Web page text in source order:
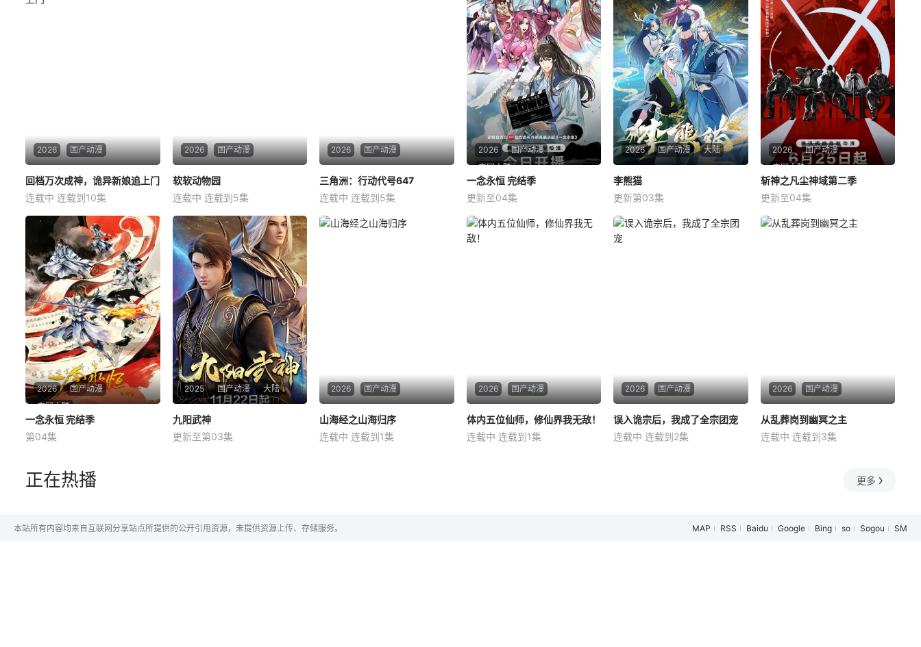
2026 国产动漫
回档万次成神，诡异新娘追上门
六月 长生
小鹿
在奇诡莫测的玄幻世界，贺曌
意外觉醒“回档”能力，死后可回
溯时间。为求长生，他在万次
死亡轮回中不断试错、积累经
验，推演至强功法。然而，无
数次重启不仅惹来了诸天窥
伺，更招致一位来历神秘的“诡
异新娘”。她于
回档万次成神，诡异新娘追上门
连载中 连载到10集
2026 国产动漫
软软动物园
三三 二哈
神农
阮忆继承爷爷留下的红龙动物
园，本以为接手的是年入百万
的产业，眼前却只有荒废园区
和濒临崩溃的动物。更意外的
是，她觉醒了听懂动物心声的
能力。她精准捕捉动物需求，
驯服暴躁东北虎，治好花豹刻
板行为，让园区起死
软软动物园
连载中 连载到5集
2026 国产动漫
三角洲：行动代号647
钢蛋 张翠
东风
在射击游戏《三角洲》中，NP
三角洲：行动代号647
连载中 连载到5集
2026
国产动漫
中国大陆
一念永恒 完结季
马正阳
&nbsp;&nbsp;&nbsp;&nbsp;&
nbsp;&nbsp;&nbsp;&nbsp;为
一念永恒 完结季
更新至04集
2026 国产动漫 大陆
李熊猫
齐璇 小连杀
&nbsp;&nbsp;&nbsp;&nbsp;&
李熊猫
更新第03集
2026
国产动漫
中国大陆
斩神之凡尘神域第二季
马正阳
沧南危机解决后，林七夜完成
斩神之凡尘神域第二季
更新至04集
2026
国产动漫
中国大陆
一念永恒 完结季
未知
通天道人展开决战。随着旧世
界破碎，众人流落天外的永恒
人……
一念永恒 完结季
第04集
2025 国产动漫 大陆
九阳武神
马正阳
被欺凌、挚爱伤心离开、父亲
九阳武神
更新至第03集
2026 国产动漫
山海经之山海归序
金刚 土豆
铁蛋
神，各携本命宿命玉佩身负镇
山海经之山海归序
连载中 连载到1集
2026 国产动漫
体内五位仙师，修仙界我无敌！
依晨 西西
九华
体内五位仙师，修仙界我无敌！
连载中 连载到1集
2026 国产动漫
误入诡宗后，我成了全宗团宠
三三 二哈
金华
炼。半路上灵器出故障，将灵
误入诡宗后，我成了全宗团宠
连载中 连载到2集
2026 国产动漫
从乱葬岗到幽冥之主
依晨 三天
金华
年，却被恋人柳莺儿与将军之
子赵昊联手背叛，残忍杀害后
阴兵之力，化身“活阎罗”归来复
从乱葬岗到幽冥之主
连载中 连载到3集
正在热播 更多
MAP RSS Baidu Google Bing so Sogou SM
本站所有内容均来自互联网分享站点所提供的公开引用资源，未提供资源上传、存储服务。